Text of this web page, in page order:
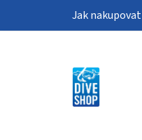
Jak nakupovat